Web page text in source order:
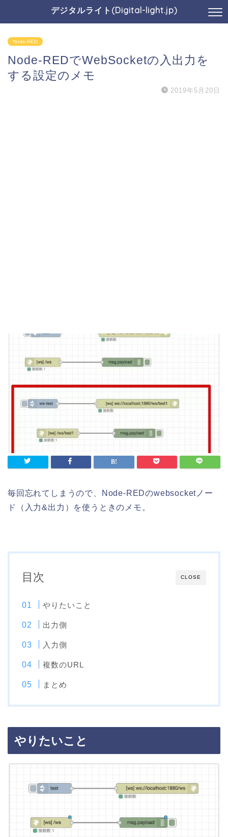
デジタルライト(Digital-light.jp)
Node-RED
Node-REDでWebSocketの入出力を
する設定のメモ
2019年5月20日
毎回忘れてしまうので、Node-REDのwebsocketノー
ド（入力&出力）を使うときのメモ。
CLOSE
目次
やりたいこと
出力側
入力側
複数のURL
まとめ
やりたいこと